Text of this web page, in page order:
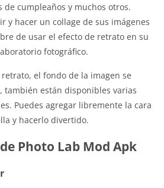
de cumpleaños y muchos otros.
y hacer un collage de sus imágenes
de usar el efecto de retrato en su
fotográfico.
el fondo de la imagen se
también están disponibles varias
Puedes agregar libremente la cara
y hacerlo divertido.
Photo Lab Mod Apk